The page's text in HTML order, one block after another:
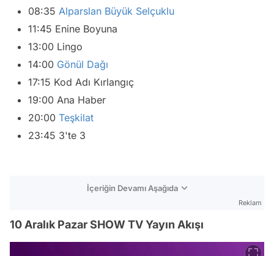
08:35 Alparslan Büyük Selçuklu
11:45 Enine Boyuna
13:00 Lingo
14:00 Gönül Dağı
17:15 Kod Adı Kırlangıç
19:00 Ana Haber
20:00 Teşkilat
23:45 3'te 3
İçeriğin Devamı Aşağıda
Reklam
10 Aralık Pazar SHOW TV Yayın Akışı